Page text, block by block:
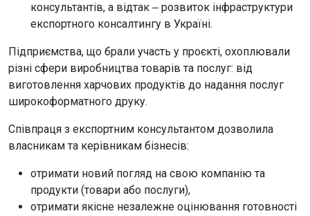
консультантів, а відтак ‒ розвиток інфраструктури
експортного консалтингу в Україні.
Підприємства, що брали участь у проєкті, охоплювали
різні сфери виробництва товарів та послуг: від
виготовлення харчових продуктів до надання послуг
широкоформатного друку.
Співпраця з експортним консультантом дозволила
власникам та керівникам бізнесів:
отримати новий погляд на свою компанію та
продукти (товари або послуги),
отримати якісне незалежне оцінювання готовності